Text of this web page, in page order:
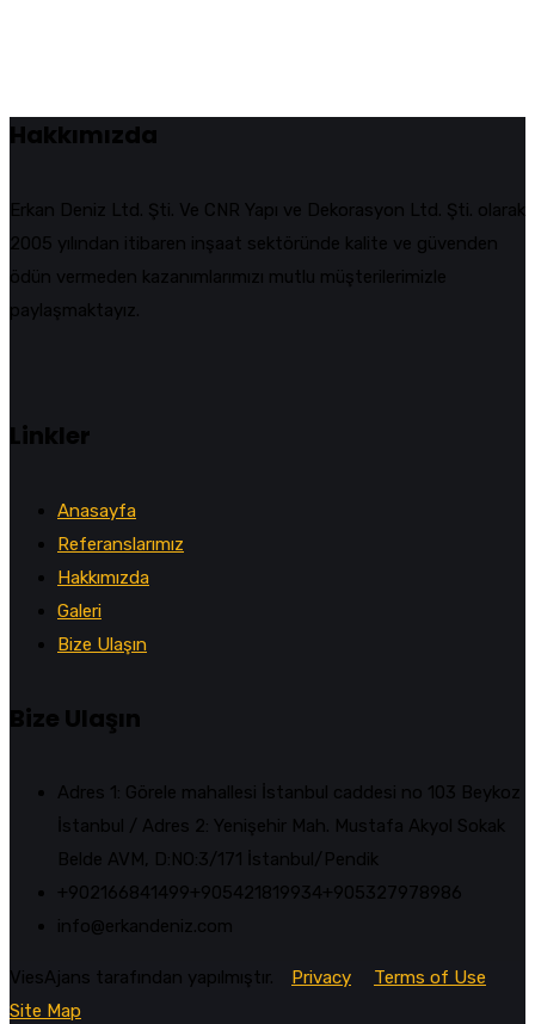
Hakkımızda
Erkan Deniz Ltd. Şti. Ve CNR Yapı ve Dekorasyon Ltd. Şti. olarak
2005 yılından itibaren inşaat sektöründe kalite ve güvenden
ödün vermeden kazanımlarımızı mutlu müşterilerimizle
paylaşmaktayız.
Linkler
Anasayfa
Referanslarımız
Hakkımızda
Galeri
Bize Ulaşın
Bize Ulaşın
Adres 1: Görele mahallesi İstanbul caddesi no 103 Beykoz
İstanbul / Adres 2: Yenişehir Mah. Mustafa Akyol Sokak
Belde AVM, D:NO:3/171 İstanbul/Pendik
+902166841499‎‎ㅤㅤㅤㅤㅤㅤㅤㅤㅤㅤㅤㅤ+905421819934‎‎ㅤㅤㅤㅤㅤㅤㅤㅤㅤㅤㅤㅤ+905327978986
info@erkandeniz.com
ViesAjans tarafından yapılmıştır. Privacy
Terms of Use
Site Map